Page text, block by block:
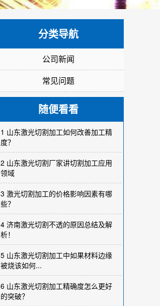
分类导航
公司新闻
常见问题
随便看看
1 山东激光切割加工如何改善加工精
度？
2 山东激光切割厂家讲切割加工应用
领域
3 激光切割加工的价格影响因素有哪
些？
4 济南激光切割不透的原因总结及解
析！
5 山东激光切割加工中如果材料边缘
被烧该如何...
6 山东激光切割加工精确度怎么更好
的突破？